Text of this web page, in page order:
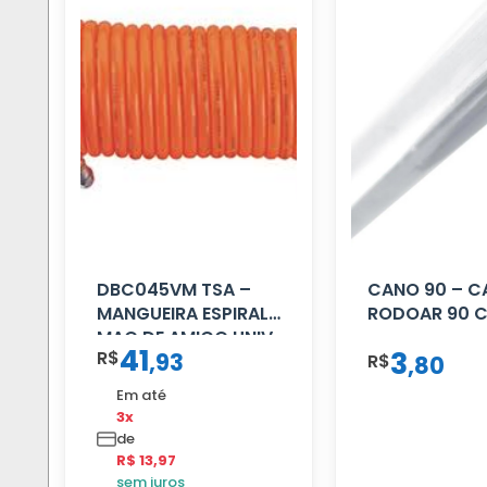
DBC045VM TSA –
MANGUEIRA ESPIRAL
MAO DE AMIGO UNIV
16 MM 4.5MTS
VERMELHA
R$41,93
Em até
3x
de
R$ 13,97
sem juros
CANO 90 –
RODOAR 90
R$3,80